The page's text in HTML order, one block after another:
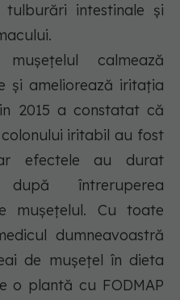
intestinale și
calmează
și ameliorează iritația
2015 a constatat că
iritabil au fost
efectele au durat
întreruperea
mușețelul. Cu toate
dumneavoastră
de mușețel în dieta
o plantă cu FODMAP